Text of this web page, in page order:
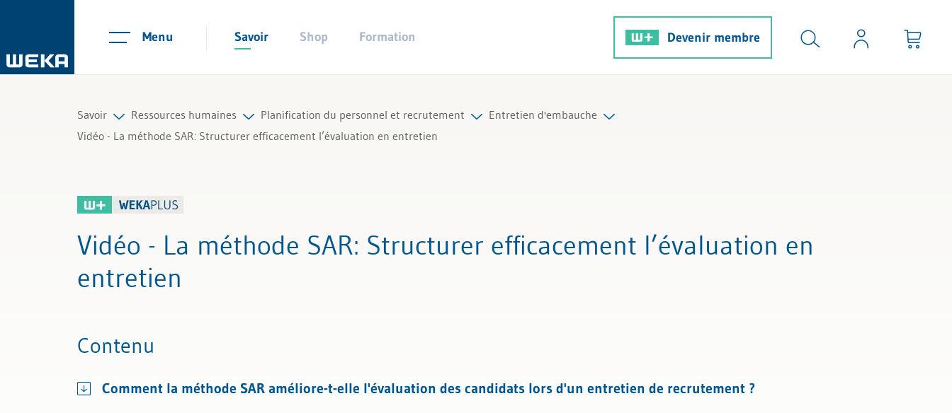
Menu Savoir Shop Formation Devenir membre
Savoir
Gestion et management
Compétences personnelles
Finances & TVA
Ressources humaines
Contrats de travail et règlements
Temps de travail et absences
Salaire et rémunération
Licenciement et certificat de travail
Assurances sociales
Planification du personnel et recrutement
Entretien d'embauche
Entretien d'embauche
Tous les experts
Vidéo - La méthode SAR: Structurer efficacement l’évaluation en entretien
Vidéo - La méthode SAR: Structurer efficacement l’évaluation en
entretien
Contenu
Comment la méthode SAR améliore-t-elle l'évaluation des candidats lors d'un entretien de recrutement ?